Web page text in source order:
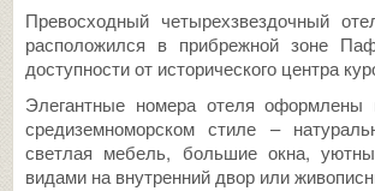
Превосходный четырехзвездочный
расположился в прибрежной зоне
доступности от исторического центра
Элегантные номера отеля оформлены
средиземноморском стиле –
светлая мебель, большие окна,
видами на внутренний двор или